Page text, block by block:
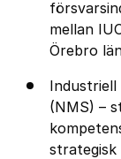
mellan
Örebro
Industriell
(NMS) –
strategisk